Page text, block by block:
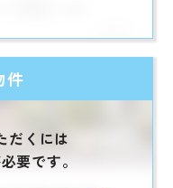
件
だくには
要です。